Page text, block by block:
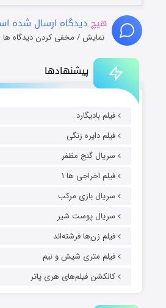
پیشنهادها
فیلم بادیگارد
فیلم دایره زنگی
سریال گنج مظفر
فیلم اخراجی ها ۱
سریال بازی مرکب
سریال پوست شیر
فیلم زن‌ها فرشته‌اند
فیلم متری شیش و نیم
کالکشن فیلم‌های هری پاتر
هیچ دیدگاه ارسال شده
نمایش / مخفی کردن دیدگاه ها